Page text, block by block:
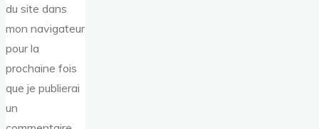
du site dans
mon navigateur
pour la
prochaine fois
que je publierai
un